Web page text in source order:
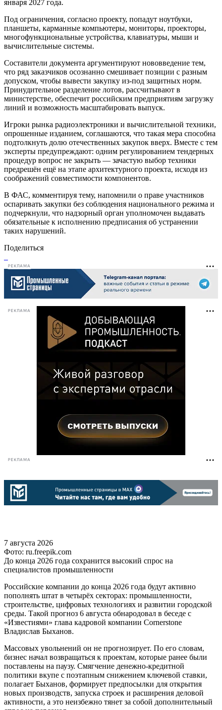
января 2027 года.
Под ограничения, согласно проекту, попадут ноутбуки,
планшеты, карманные компьютеры, мониторы, проекторы,
многофункциональные устройства, клавиатуры, мыши и
вычислительные системы.
Составители документа аргументируют нововведение тем,
что ряд заказчиков осознанно смешивает позиции с разным
допуском, чтобы вывести закупку из-под защитных норм.
Принудительное разделение лотов, рассчитывают в
министерстве, обеспечит российским предприятиям загрузку
линий и возможность масштабировать выпуск.
Игроки рынка радиоэлектроники и вычислительной техники,
опрошенные изданием, соглашаются, что такая мера способна
подтолкнуть долю отечественных закупок вверх. Вместе с тем
эксперты предупреждают: одним регулированием тендерных
процедур вопрос не закрыть — зачастую выбор техники
предрешён ещё на этапе архитектурного проекта, исходя из
соображений совместимости компонентов.
В ФАС, комментируя тему, напомнили о праве участников
оспаривать закупки без соблюдения национального режима и
подчеркнули, что надзорный орган уполномочен выдавать
обязательные к исполнению предписания об устранении
таких нарушений.
Поделиться
РЕКЛАМА
РЕКЛАМА
РЕКЛАМА
7 августа 2026
Фото: ru.freepik.com
До конца 2026 года сохранится высокий спрос на
специалистов промышленности
Российские компании до конца 2026 года будут активно
пополнять штат в четырёх секторах: промышленности,
строительстве, цифровых технологиях и развитии городской
среды. Такой прогноз 6 августа обнародовал в беседе с
«Известиями» глава кадровой компании Cornerstone
Владислав Быханов.
Массовых увольнений он не прогнозирует. По его словам,
бизнес начал возвращаться к проектам, которые ранее были
поставлены на паузу. Смягчение денежно-кредитной
политики вкупе с поэтапным снижением ключевой ставки,
полагает Быханов, формирует предпосылки для открытия
новых производств, запуска строек и расширения деловой
активности, а это неизбежно тянет за собой дополнительный